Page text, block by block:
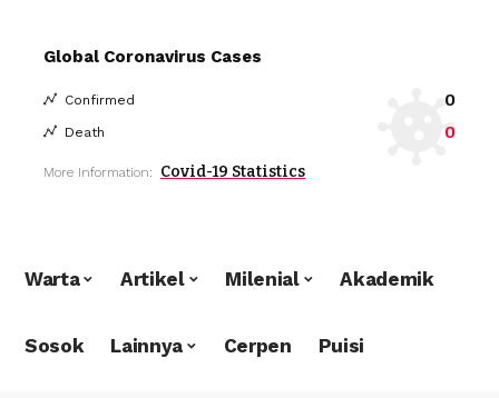
Global Coronavirus Cases
Confirmed 0
Death 0
More Information: Covid-19 Statistics
Warta Artikel Milenial Akademik
Sosok Lainnya Cerpen Puisi